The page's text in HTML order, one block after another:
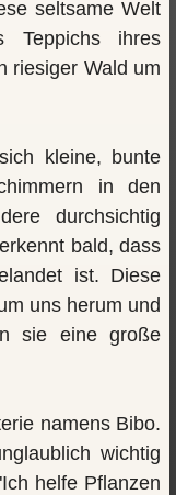
seltsame Welt
Teppichs ihres
riesiger Wald um
kleine, bunte
in den
durchsichtig
bald, dass
ist. Diese
uns herum und
sie eine große
namens Bibo.
wichtig
helfe Pflanzen